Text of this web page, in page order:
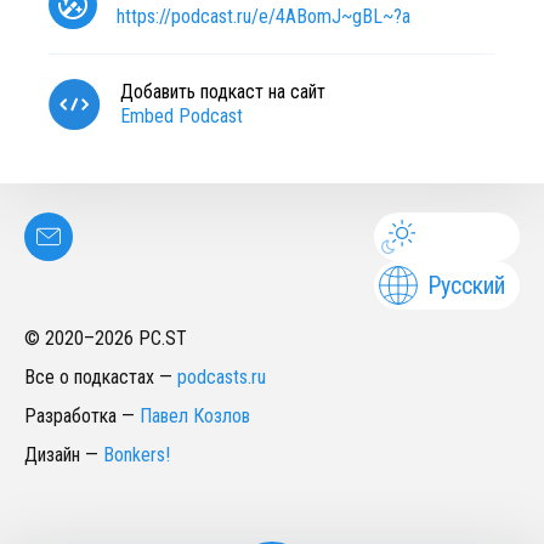
https://podcast.ru/e/4ABomJ~gBL~?a
Добавить подкаст на сайт
Embed Podcast
Русский
© 2020–2026 PC.ST
Все о подкастах — podcasts.ru
Разработка — Павел Козлов
Дизайн — Bonkers!